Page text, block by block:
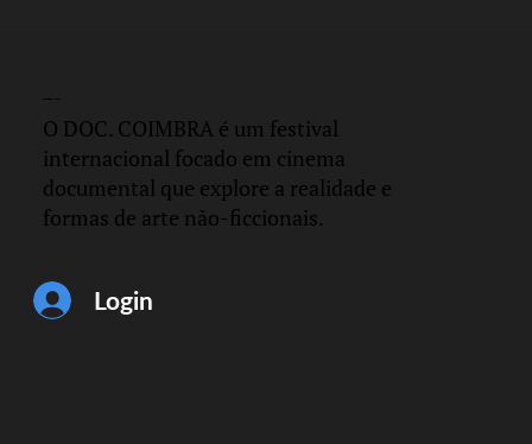
DOC.COIMBRA
O DOC. COIMBRA é um festival
internacional focado em cinema
documental que explore a realidade e
formas de arte não-ficcionais.
Login